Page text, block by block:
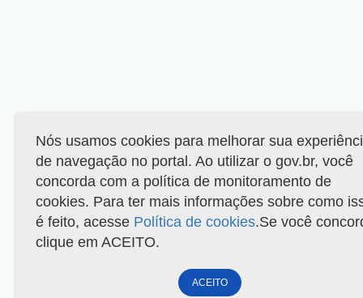
Nós usamos cookies para melhorar sua
de navegação no portal. Ao utilizar o gov.br, você
concorda com a política de monitoramento de
cookies. Para ter mais informações sobre como
é feito, acesse Política de cookies.Se você
clique em ACEITO.
ACEITO